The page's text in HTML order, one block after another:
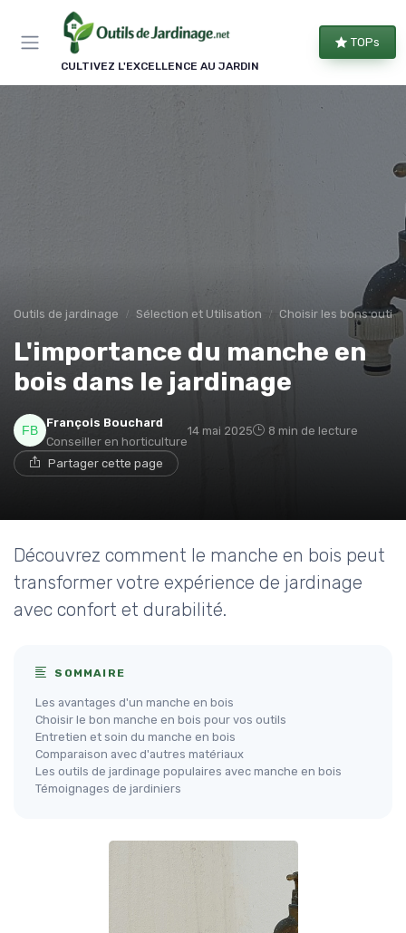
CULTIVEZ L'EXCELLENCE AU JARDIN
TOPs
Outils de jardinage Sélection et Utilisation Choisir les bons outils
L'importance du manche en
bois dans le jardinage
François Bouchard
Conseiller en horticulture
14 mai 2025 8 min de lecture
Partager cette page
Découvrez comment le manche en bois peut
transformer votre expérience de jardinage
avec confort et durabilité.
SOMMAIRE
Les avantages d'un manche en bois
Choisir le bon manche en bois pour vos outils
Entretien et soin du manche en bois
Comparaison avec d'autres matériaux
Les outils de jardinage populaires avec manche en bois
Témoignages de jardiniers
Panneau de gestion des cookies